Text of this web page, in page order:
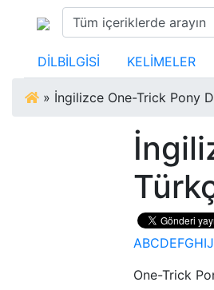
DİLBİLGİSİ KELİMELER
» İngilizce One-Trick Pony
ABCDEFGHIJ
One-Trick